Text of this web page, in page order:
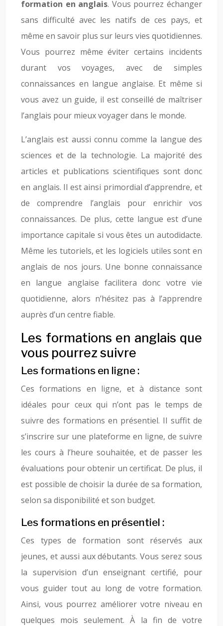
formation en anglais. Vous pourrez échanger
sans difficulté avec les natifs de ces pays, et
même en savoir plus sur leurs vies quotidiennes.
Vous pourrez même éviter certains incidents
durant vos voyages, avec de simples
connaissances en langue anglaise. Et même si
vous avez un guide, il est conseillé de maîtriser
l’anglais pour mieux voyager dans le monde.
L’anglais est aussi connu comme la langue des
sciences et de la technologie. La majorité des
articles et publications scientifiques sont donc
en anglais. Il est ainsi primordial d’apprendre, et
de comprendre l’anglais pour enrichir vos
connaissances. De plus, cette langue est d’une
importance capitale si vous êtes un autodidacte.
Même les tutoriels, et les logiciels utiles sont en
anglais de nos jours. Une bonne connaissance
en langue anglaise facilitera donc votre vie
quotidienne, alors n’hésitez pas à l’apprendre
auprès d’un centre fiable.
Les formations en anglais que
vous pourrez suivre
Les formations en ligne :
Ces formations en ligne, et à distance sont
idéales pour ceux qui n’ont pas le temps de
suivre des formations en présentiel. Il suffit de
s’inscrire sur une plateforme en ligne, de suivre
les cours à l’heure souhaitée, et de passer les
évaluations pour obtenir un certificat. De plus, il
est possible de choisir la durée de sa formation,
selon sa disponibilité et son budget.
Les formations en présentiel :
Ces types de formation sont réservés aux
jeunes, et aussi aux débutants. Vous serez sous
la supervision d’un enseignant certifié, pour
vous guider tout au long de votre formation.
Ainsi, vous pourrez améliorer votre niveau en
quelques mois seulement. À la fin de votre